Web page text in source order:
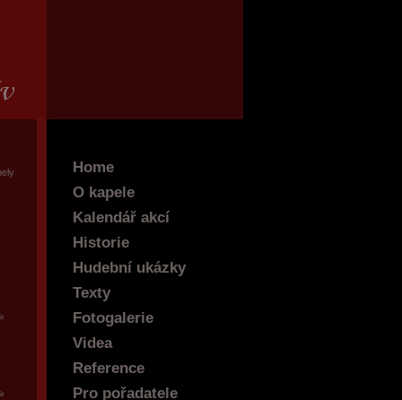
Home
O kapele
Kalendář akcí
Historie
Hudební ukázky
Texty
Fotogalerie
Videa
Reference
Pro pořadatele